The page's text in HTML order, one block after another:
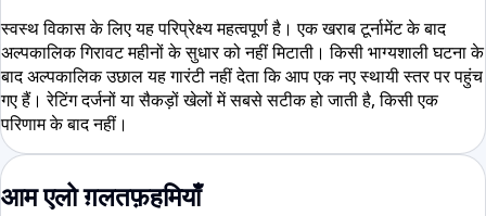
स्वस्थ विकास के लिए यह परिप्रेक्ष्य महत्वपूर्ण है। एक खराब टूर्नामेंट के बाद
अल्पकालिक गिरावट महीनों के सुधार को नहीं मिटाती। किसी भाग्यशाली घटना के
बाद अल्पकालिक उछाल यह गारंटी नहीं देता कि आप एक नए स्थायी स्तर पर पहुंच
गए हैं। रेटिंग दर्जनों या सैकड़ों खेलों में सबसे सटीक हो जाती है, किसी एक
परिणाम के बाद नहीं।
आम एलो ग़लतफ़हमियाँ